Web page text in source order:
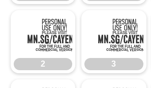
2
2
3
3